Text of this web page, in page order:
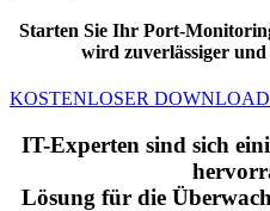
Starten Sie Ihr Port-
wird zuverlässiger
KOSTENLOSER DOWNLOAD
IT-Experten sind sich
Lösung für die